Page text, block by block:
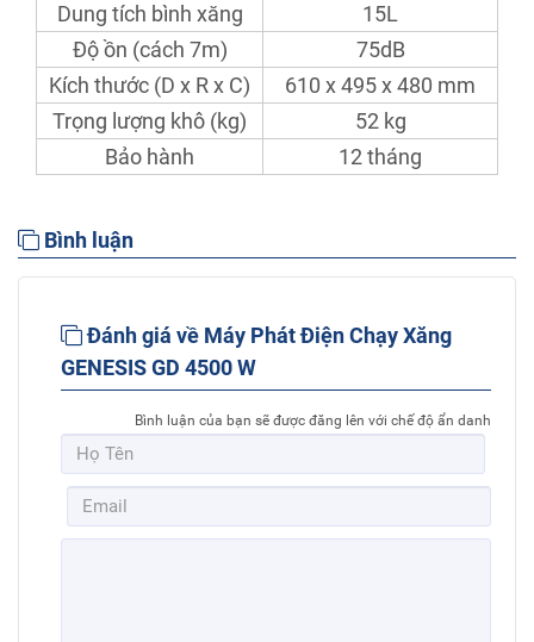
Dung tích bình xăng
15L
Độ ồn (cách 7m)
75dB
Kích thước (D x R x C)
610 x 495 x 480 mm
Trọng lượng khô (kg)
52 kg
Bảo hành
12 tháng
Bình luận
Đánh giá về Máy Phát Điện Chạy Xăng
GENESIS GD 4500 W
Bình luận của bạn sẽ được đăng lên với chế độ ẩn danh